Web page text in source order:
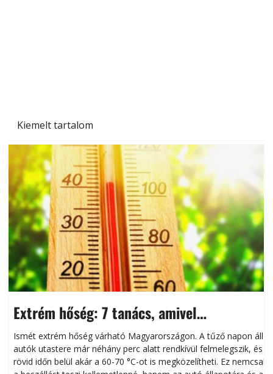
Kiemelt tartalom
Extrém hőség: 7 tanács, amivel
megóvhatjuk autónkat a nyári károktól
Ismét extrém hőség várható Magyarországon. A tűző napon álló
autók utastere már néhány perc alatt rendkívül felmelegszik, és
rövid időn belül akár a 60-70 °C-ot is megközelítheti. Ez nemcsak